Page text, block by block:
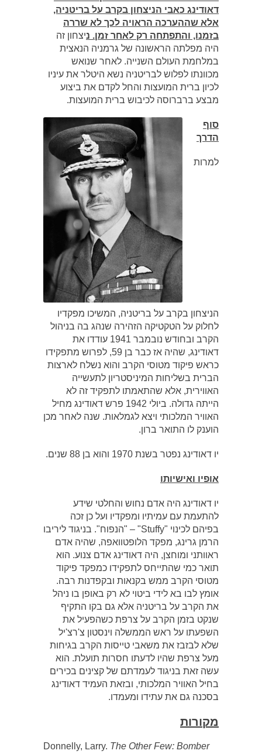
דאודינג כאבי הניצחון בקרב על בריטניה,
אלא שההערכה הראויה לכך לא שררה
בזמנו, והתפתחה רק לאחר זמן. ניצחון זה
היה מפלתה הראשונה של גרמניה הנאצית
במלחמת העולם השנייה. לאחר שנואש
מכוונתו לפלוש לבריטניה נשא היטלר את עיניו
לכיון ברית המועצות והחל לקדם את ביצוע
מבצע ברברוסה לכיבוש ברית המועצות.
סוף
הדרך
למרות
הניצחון בקרב על בריטניה, המשיכו מפקדיו
לחלוק על הטקטיקה הזהירה שנהג בה בניהול
הקרב ובחודש נובמבר 1941 עודדו את
דאודינג, שהיה אז כבר בן 59, לפרוש מתפקידו
כראש פיקוד מטוסי הקרב והוא נשלח לארצות
הברית בשליחות המיניסטריון לתעשייה
האווירית, אלא שהתאמתו לתפקיד זה לא
הייתה גדולה. ביולי 1942 פרש דאודינג מחיל
האוויר המלכותי ויצא לגמלאות. שנה לאחר מכן
הוענק לו התואר ברון.
יו דאודינג נפטר בשנת 1970 והוא בן 88 שנים.
אופיו ואישיותו
יו דאודינג היה אדם נחוש והחלטי שידע
להתעמת עם עמיתיו ומפקדיו ועל כן זכה
בפיהם לכינוי "Stuffy" – "הנפוח". בניגוד ליריבו
הרמן גרינג, מפקד הלופטוואפה, שהיה אדם
ראוותני ומוחצן, היה דאודינג אדם צנוע. הוא
תואר כמי שהתייחס לתפקידו כמפקד פיקוד
מטוסי הקרב ממש בקנאות ובקפדנות רבה.
אומץ לבו בא לידי ביטוי לא רק באופן בו ניהל
את הקרב על בריטניה אלא גם בקו התקיף
שנקט בזמן הקרב על צרפת כשהפעיל את
השפעתו על ראש הממשלה וינסטון צ'רצ'יל
שלא לבזבז את משאבי טייסות הקרב בגיחות
מעל צרפת שהיו לדעתו חסרות תועלת. הוא
עשה זאת בניגוד לעמדתם של קצינים בכירים
בחיל האוויר המלכותי, ובזאת העמיד דאודינג
בסכנה גם את עתידו ומעמדו.
מקורות
Donnelly, Larry. The Other Few: Bomber